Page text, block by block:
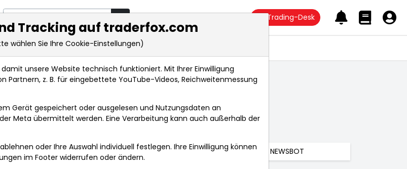
Trading-Desk
Market Tools Realtimekurse Nachrichten
im Wandel: China 'spektakulär' - Sta...
DPA-AFX COMPACT NEWSBOT
Tracking auf traderfox.com
wählen Sie Ihre Cookie-Einstellungen)
unsere Website technisch funktioniert. Mit Ihrer Einwilligung
Partnern, z. B. für eingebettete YouTube-Videos, Reichweitenmessung
Gerät gespeichert oder ausgelesen und Nutzungsdaten an
Meta übermittelt werden. Eine Verarbeitung kann auch außerhalb der
oder Ihre Auswahl individuell festlegen. Ihre Einwilligung können
im Footer widerrufen oder ändern.